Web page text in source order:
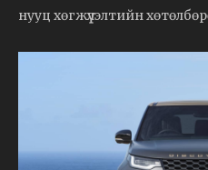
нууц хөгжүүлэлтийн